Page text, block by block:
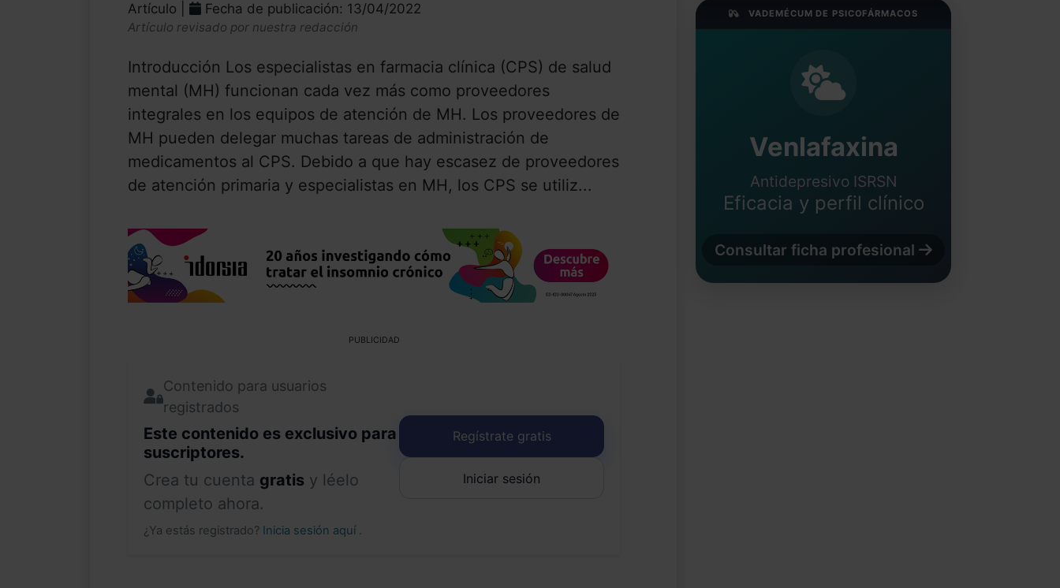
Artículo | Fecha de publicación: 13/04/2022
Artículo revisado por nuestra redacción
Introducción Los especialistas en farmacia clínica (CPS) de salud
mental (MH) funcionan cada vez más como proveedores
integrales en los equipos de atención de MH. Los proveedores de
MH pueden delegar muchas tareas de administración de
medicamentos al CPS. Debido a que hay escasez de proveedores
de atención primaria y especialistas en MH, los CPS se utiliz...
PUBLICIDAD
Contenido para usuarios
registrados
Este contenido es exclusivo para
suscriptores.
Crea tu cuenta gratis y léelo
completo ahora.
¿Ya estás registrado? Inicia sesión aquí .
Regístrate gratis
Iniciar sesión
VADEMÉCUM DE PSICOFÁRMACOS
Venlafaxina
Antidepresivo ISRSN
Eficacia y perfil clínico
Consultar ficha profesional